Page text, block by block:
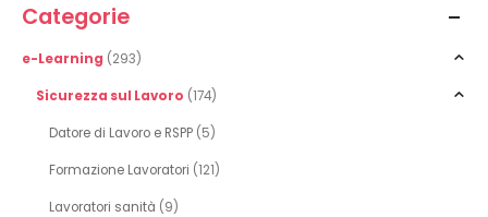
Categorie
e-Learning (293)
Sicurezza sul Lavoro (174)
Datore di Lavoro e RSPP (5)
Formazione Lavoratori (121)
Lavoratori sanità (9)